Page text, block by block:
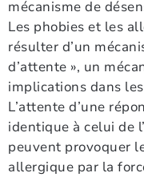
mécanisme de
Les phobies et les
résulter d’un
d’attente », un
implications dans
L’attente d’une
identique à celui de
peuvent provoquer
allergique par la